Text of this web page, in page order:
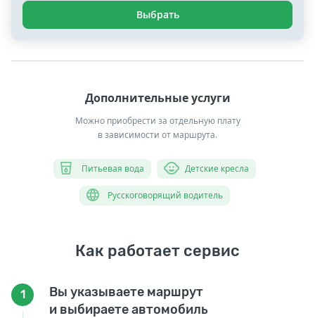
Выбрать
Дополнительные услуги
Можно приобрести за отдельную плату
в зависимости от маршрута.
Питьевая вода Детские кресла
Русскоговорящий водитель
Как работает сервис
1
Вы указываете маршрут
и выбираете автомобиль